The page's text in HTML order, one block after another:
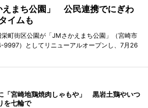
えまち公園」 公民連携でにぎわ
イムも
町街区公園が「JMさかえまち公園」（宮崎市
9997）としてリニューアルオープンし、7月26
「宮崎地鶏焼肉しゃもや」 黒岩土鶏やいつ
を七輪で